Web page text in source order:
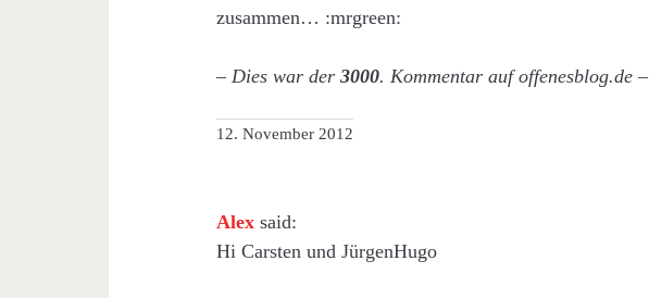
zusammen… :mrgreen:
– Dies war der3000. Kommentar auf offenesblog.de –
12. November 2012
Alex said:
Hi Carsten und JürgenHugo